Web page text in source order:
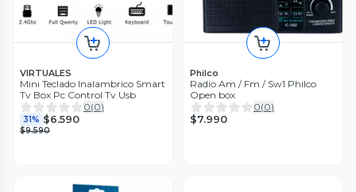
VIRTUALES
Mini Teclado Inalambrico Smart
Tv Box Pc Control Tv Usb
0(0)
31% $6.590
$9.590
Philco
Radio Am / Fm / Sw1 Philco
Open box
0(0)
$7.990